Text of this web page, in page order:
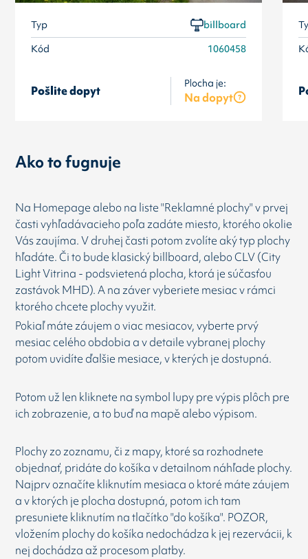
Typ
billboard
Kód
1060458
Pošlite dopyt
Plocha je:
Na dopyt
Ako to fugnuje
Na Homepage alebo na liste "Reklamné plochy" v prvej
časti vyhľadávacieho poľa zadáte miesto, ktorého okolie
Vás zaujíma. V druhej časti potom zvolíte aký typ plochy
hľadáte. Či to bude klasický billboard, alebo CLV (City
Light Vitrina - podsvietená plocha, ktorá je súčasťou
zastávok MHD). A na záver vyberiete mesiac v rámci
ktorého chcete plochy využit.
Pokiaľ máte záujem o viac mesiacov, vyberte prvý
mesiac celého obdobia a v detaile vybranej plochy
potom uvidíte ďalšie mesiace, v kterých je dostupná.
Potom už len kliknete na symbol lupy pre výpis plôch pre
ich zobrazenie, a to buď na mapě alebo výpisom.
Plochy zo zoznamu, či z mapy, ktoré sa rozhodnete
objednať, pridáte do košíka v detailnom náhľade plochy.
Najprv označíte kliknutím mesiaca o ktoré máte záujem
a v ktorých je plocha dostupná, potom ich tam
presuniete kliknutím na tlačítko "do košíka". POZOR,
vložením plochy do košíka nedochádza k jej rezervácii, k
nej dochádza až procesom platby.